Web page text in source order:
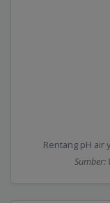
Rentang pH air
Sumber: